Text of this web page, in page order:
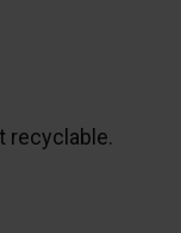
recyclable.